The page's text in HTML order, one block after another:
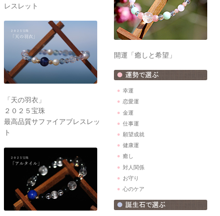
レスレット
「天の羽衣」
２０２５宝珠
最高品質サファイアブレスレッ
ト
開運「癒しと希望」
幸運
恋愛運
金運
仕事運
願望成就
健康運
癒し
対人関係
お守り
心のケア